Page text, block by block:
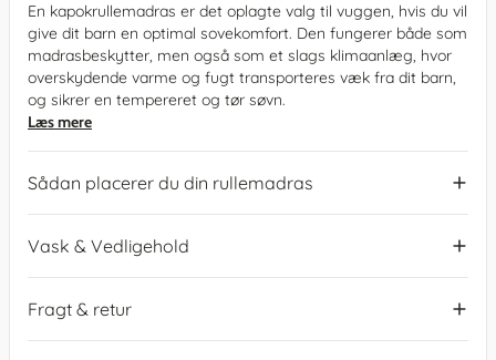
En kapokrullemadras er det oplagte valg til vuggen, hvis du vil
give dit barn en optimal sovekomfort. Den fungerer både som
madrasbeskytter, men også som et slags klimaanlæg, hvor
overskydende varme og fugt transporteres væk fra dit barn,
og sikrer en tempereret og tør søvn.
Læs mere
Sådan placerer du din rullemadras
Vask & Vedligehold
Fragt & retur